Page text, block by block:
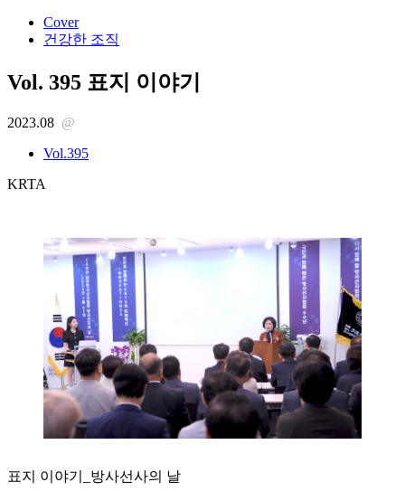
Cover
건강한 조직
Vol. 395 표지 이야기
2023.08 @
Vol.395
KRTA
표지 이야기_방사선사의 날